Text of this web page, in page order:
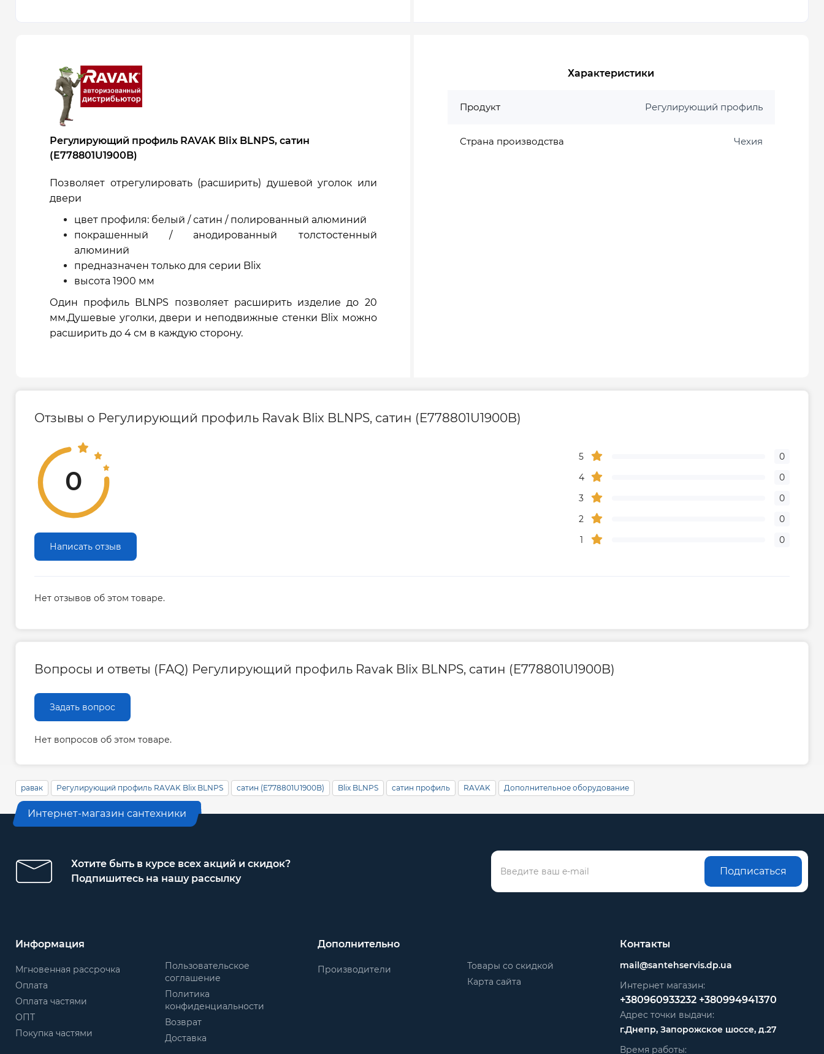
Регулирующий профиль RAVAK Blix BLNPS, сатин
(E778801U1900B)
Позволяет отрегулировать (расширить) душевой уголок или
двери
цвет профиля: белый / сатин / полированный алюминий
покрашенный / анодированный толстостенный
алюминий
предназначен только для серии Blix
высота 1900 мм
Один профиль BLNPS позволяет расширить изделие до 20
мм.Душевые уголки, двери и неподвижные стенки Blix можно
расширить до 4 см в каждую сторону.
Характеристики
Продукт Регулирующий профиль
Страна производства Чехия
Отзывы о Регулирующий профиль Ravak Blix BLNPS, сатин (E778801U1900B)
0
Написать отзыв
5
0
4
0
3
0
2
0
1
0
Нет отзывов об этом товаре.
Вопросы и ответы (FAQ) Регулирующий профиль Ravak Blix BLNPS, сатин (E778801U1900B)
Задать вопрос
Нет вопросов об этом товаре.
равак Регулирующий профиль RAVAK Blix BLNPS сатин (E778801U1900B) Blix BLNPS сатин профиль RAVAK Дополнительное оборудование
Интернет-магазин сантехники
Хотите быть в курсе всех акций и скидок?
Подпишитесь на нашу рассылку
Подписаться
Информация
Мгновенная рассрочка
Оплата
Оплата частями
ОПТ
Покупка частями
Пользовательское
соглашение
Политика
конфиденциальности
Возврат
Доставка
Дополнительно
Производители
Товары со скидкой
Карта сайта
Контакты
mail@santehservis.dp.ua
Интернет магазин:
+380960933232 +380994941370
Адрес точки выдачи:
г.Днепр, Запорожское шоссе, д.27
Время работы: